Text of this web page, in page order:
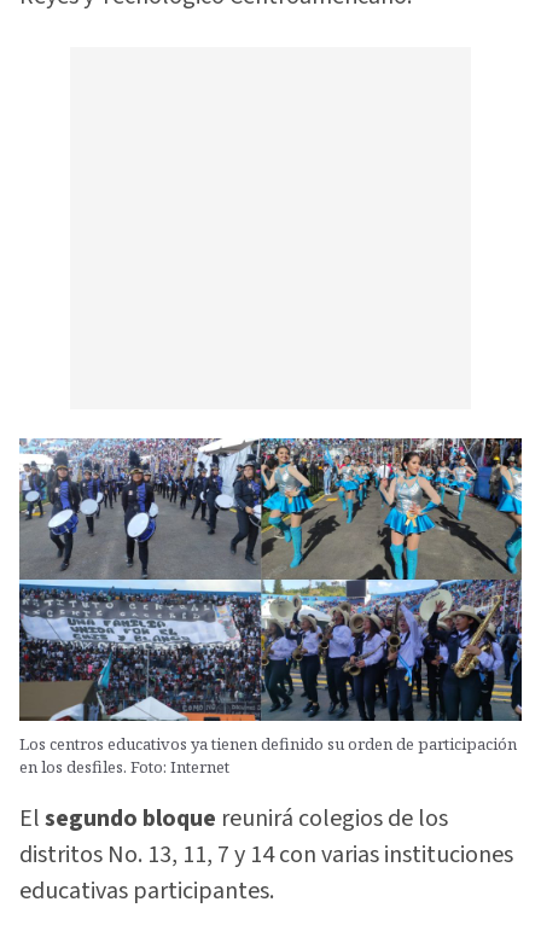
Los centros educativos ya tienen definido su orden de participación
en los desfiles. Foto: Internet
Elsegundo bloque reunirá colegios de los
distritos No. 13, 11, 7 y 14 con varias instituciones
educativas participantes.